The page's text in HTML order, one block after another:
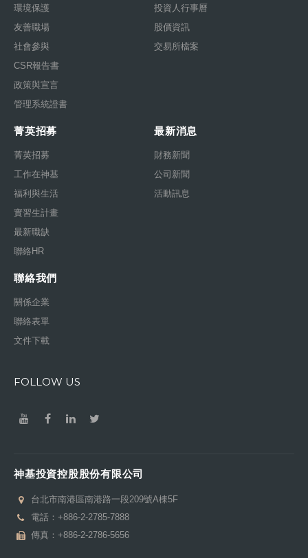
環境保護
友善職場
社會參與
CSR報告書
政策與宣言
管理系統證書
投資人行事曆
股價資訊
交易所檔案
菁英招募
菁英招募
工作在神基
福利與生活
實習生計畫
最新職缺
聯絡HR
最新消息
財務新聞
公司新聞
活動訊息
聯絡我們
關係企業
聯絡表單
文件下載
FOLLOW US
神基投資控股股份有限公司
台北市南港區南港路一段209號A棟5F
電話： +886-2-2785-7888
傳真：+886-2-2786-5656